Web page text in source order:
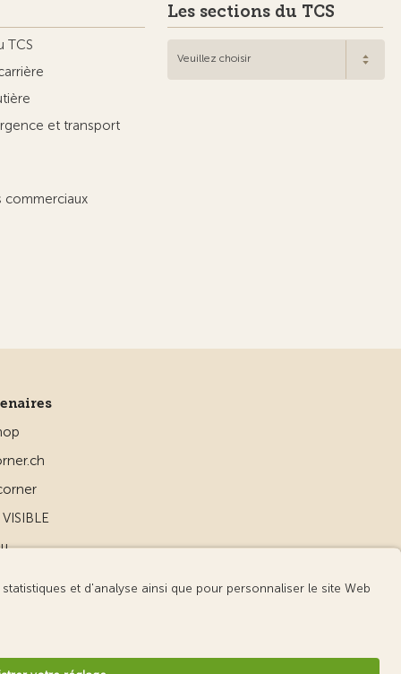
TCS
et transport
commerciaux
Les sections du TCS
Veuillez choisir